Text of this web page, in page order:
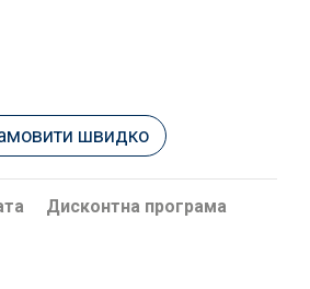
швидко
Дисконтна програма